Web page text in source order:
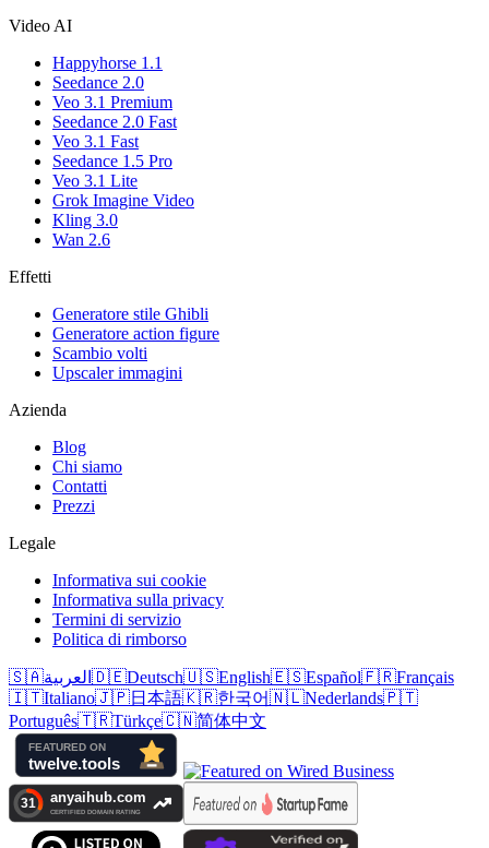
Video AI
Happyhorse 1.1
Seedance 2.0
Veo 3.1 Premium
Seedance 2.0 Fast
Veo 3.1 Fast
Seedance 1.5 Pro
Veo 3.1 Lite
Grok Imagine Video
Kling 3.0
Wan 2.6
Effetti
Generatore stile Ghibli
Generatore action figure
Scambio volti
Upscaler immagini
Azienda
Blog
Chi siamo
Contatti
Prezzi
Legale
Informativa sui cookie
Informativa sulla privacy
Termini di servizio
Politica di rimborso
🇸🇦العربية 🇩🇪Deutsch🇺🇸English🇪🇸Español🇫🇷Français
🇮🇹Italiano🇯🇵日本語🇰🇷한국어🇳🇱Nederlands🇵🇹
Português🇹🇷Türkçe🇨🇳简体中文